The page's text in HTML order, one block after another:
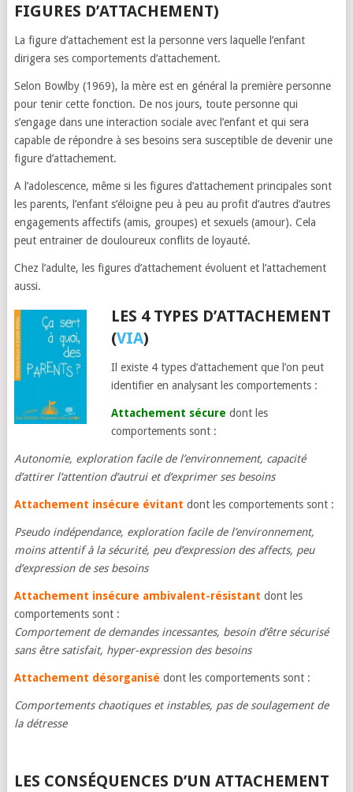
FIGURES D’ATTACHEMENT)
La figure d’attachement est la personne vers laquelle l’enfant
dirigera ses comportements d’attachement.
Selon Bowlby (1969), la mère est en général la première personne
pour tenir cette fonction. De nos jours, toute personne qui
s’engage dans une interaction sociale avec l’enfant et qui sera
capable de répondre à ses besoins sera susceptible de devenir une
figure d’attachement.
A l’adolescence, même si les figures d’attachement principales sont
les parents, l’enfant s’éloigne peu à peu au profit d’autres d’autres
engagements affectifs (amis, groupes) et sexuels (amour). Cela
peut entrainer de douloureux conflits de loyauté.
Chez l’adulte, les figures d’attachement évoluent et l’attachement
aussi.
LES 4 TYPES D’ATTACHEMENT
(VIA)
Il existe 4 types d’attachement que l’on peut
identifier en analysant les comportements :
Attachement sécure dont les
comportements sont :
Autonomie, exploration facile de l’environnement, capacité
d’attirer l’attention d’autrui et d’exprimer ses besoins
Attachement insécure évitant dont les comportements sont :
Pseudo indépendance, exploration facile de l’environnement,
moins attentif à la sécurité, peu d’expression des affects, peu
d’expression de ses besoins
Attachement insécure ambivalent-résistant dont les
comportements sont :
Comportement de demandes incessantes, besoin d’être sécurisé
sans être satisfait, hyper-expression des besoins
Attachement désorganisé dont les comportements sont :
Comportements chaotiques et instables, pas de soulagement de
la détresse
LES CONSÉQUENCES D’UN ATTACHEMENT